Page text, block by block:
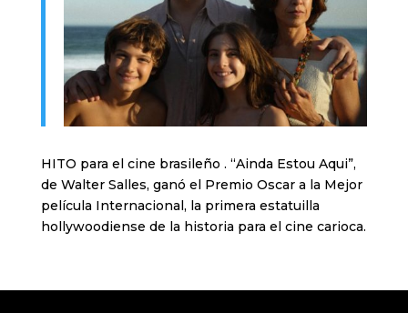
HITO para el cine brasileño . “Ainda Estou Aqui”,
de Walter Salles, ganó el Premio Oscar a la Mejor
película Internacional, la primera estatuilla
hollywoodiense de la historia para el cine carioca.